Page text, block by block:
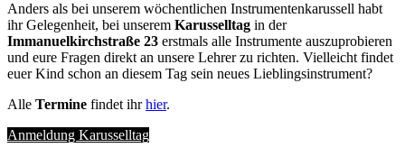
Anders als bei unserem wöchentlichen Instrumentenkarussell habt
ihr Gelegenheit, bei unserem Karusselltag in der
Immanuelkirchstraße 23 erstmals alle Instrumente auszuprobieren
und eure Fragen direkt an unsere Lehrer zu richten. Vielleicht findet
euer Kind schon an diesem Tag sein neues Lieblingsinstrument?
Alle Termine findet ihrhier.
Anmeldung Karusselltag